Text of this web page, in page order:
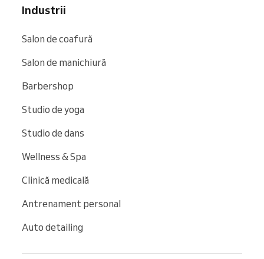
Industrii
Salon de coafură
Salon de manichiură
Barbershop
Studio de yoga
Studio de dans
Wellness & Spa
Clinică medicală
Antrenament personal
Auto detailing